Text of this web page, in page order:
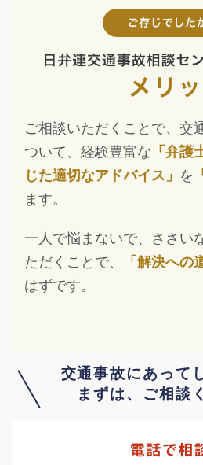
ご相談いただくことで、交
ついて、経験豊富な 「弁護
じた適切なアドバイス」 を
ます。
一人で悩まないで、ささい
ただくことで、
「解決への
はずです。
交通事故にあって
まずは、ご相談